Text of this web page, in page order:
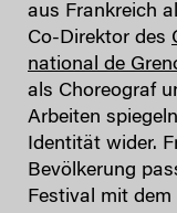
aus Frankreich
Co-Direktor des
national de
als Choreograf
Arbeiten
Identität wider.
Bevölkerung
Festival mit dem